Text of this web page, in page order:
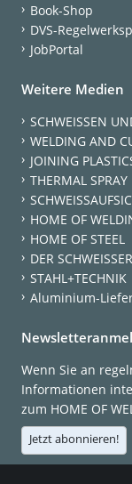
Book-Shop
DVS-
JobPortal
Weitere Medien
SCHWEISSEN
WELDING AND
JOINING
THERMAL
HOME OF
HOME OF STEEL
DER SCHWEISSER
STAHL+TECHNIK
Aluminium-
Wenn Sie an
Informationen
zum HOME OF
Jetzt abonnieren!